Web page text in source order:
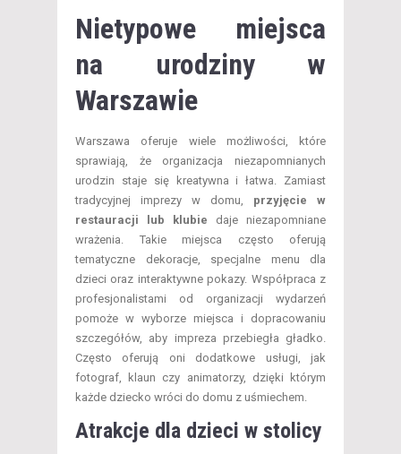
Nietypowe miejsca
na urodziny w
Warszawie
Warszawa oferuje wiele możliwości, które
sprawiają, że organizacja niezapomnianych
urodzin staje się kreatywna i łatwa. Zamiast
tradycyjnej imprezy w domu, przyjęcie w
restauracji lub klubie daje niezapomniane
wrażenia. Takie miejsca często oferują
tematyczne dekoracje, specjalne menu dla
dzieci oraz interaktywne pokazy. Współpraca z
profesjonalistami od organizacji wydarzeń
pomoże w wyborze miejsca i dopracowaniu
szczegółów, aby impreza przebiegła gładko.
Często oferują oni dodatkowe usługi, jak
fotograf, klaun czy animatorzy, dzięki którym
każde dziecko wróci do domu z uśmiechem.
Atrakcje dla dzieci w stolicy